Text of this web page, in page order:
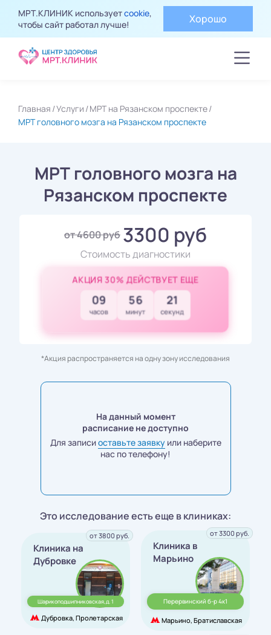
МРТ.КЛИНИК используетcookie,
чтобы сайт работал лучше!
Хорошо
Главная Услуги МРТ на Рязанском проспекте
МРТ головного мозга на Рязанском проспекте
МРТ головного мозга на
Рязанском проспекте
от 4600 руб 3300 руб
Стоимость диагностики
АКЦИЯ 30% ДЕЙСТВУЕТ ЕЩЕ
09
часов
56
минут
20
секунд
*Акция распространяется на одну зону исследования
На данный момент
расписание не доступно
Для записиоставьте заявкуили наберите
нас по телефону!
Это исследование есть еще в клиниках:
Клиника на
Дубровке
Шарикоподшипниковская,д. 1
Дубровка, Пролетарская
от 3800 руб.
Клиника в
Марьино
Перервинский б-р 4к1
Марьино, Братиславская
от 3300 руб.